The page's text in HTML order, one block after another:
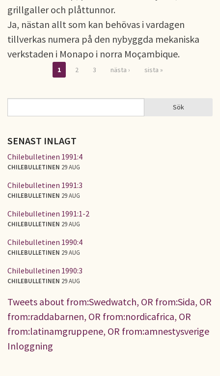
grillgaller och plåttunnor.
Ja, nästan allt som kan behövas i vardagen
tillverkas numera på den nybyggda mekaniska
verkstaden i Monapo i norra Moçambique.
Sidor
1 2 3 nästa › sista »
SÖKFORMULÄR Sök
SENAST INLAGT
Chilebulletinen 1991:4
CHILEBULLETINEN 29 AUG
Chilebulletinen 1991:3
CHILEBULLETINEN 29 AUG
Chilebulletinen 1991:1-2
CHILEBULLETINEN 29 AUG
Chilebulletinen 1990:4
CHILEBULLETINEN 29 AUG
Chilebulletinen 1990:3
CHILEBULLETINEN 29 AUG
Tweets about from:Swedwatch, OR from:Sida, OR
from:raddabarnen, OR from:nordicafrica, OR
from:latinamgruppene, OR from:amnestysverige
Inloggning